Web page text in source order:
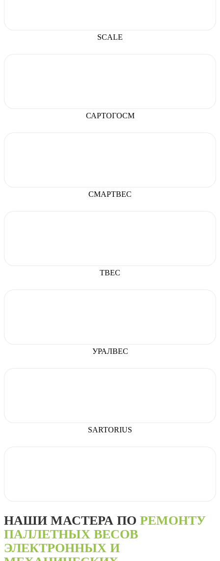
SCALE
САРТОГОСМ
СМАРТВЕС
ТВЕС
УРАЛВЕС
SARTORIUS
НАШИ МАСТЕРА ПО РЕМОНТУ
ПАЛЛЕТНЫХ ВЕСОВ
ЭЛЕКТРОННЫХ И